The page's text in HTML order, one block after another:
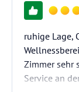
ruhige Lage,
Zimmer sehr
Service an